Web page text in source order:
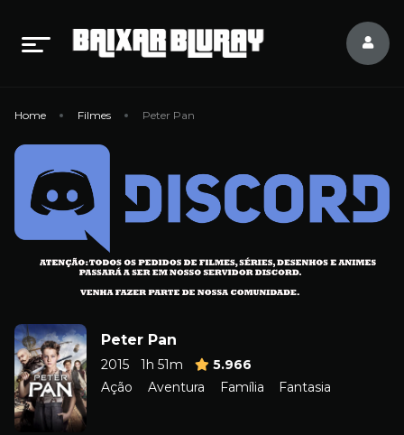
Home Filmes Peter Pan
Peter Pan
2015 1h 51m
5.966
Ação
Aventura Família Fantasia